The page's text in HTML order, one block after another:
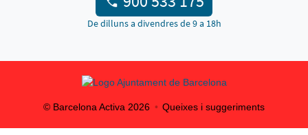
De dilluns a divendres de 9 a 18h
© Barcelona Activa 2026 Queixes i suggeriments